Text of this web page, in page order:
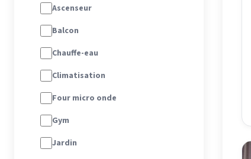
Ascenseur
Balcon
Chauffe-eau
Climatisation
Four micro onde
Gym
Jardin